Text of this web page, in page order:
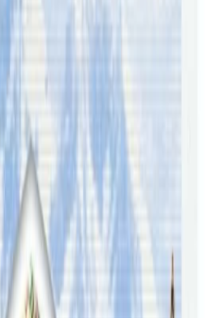
विचार र लेखबारे तपाईंको कुनै
छन् भने कृपया हामीलाई निम्न ईमेलमा
निष्पक्ष र तटस्थ पत्रकारिता गर्न